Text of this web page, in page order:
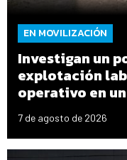
EN MOVILIZACIÓN
Investigan un
explotación
operativo en
7 de agosto de 2026